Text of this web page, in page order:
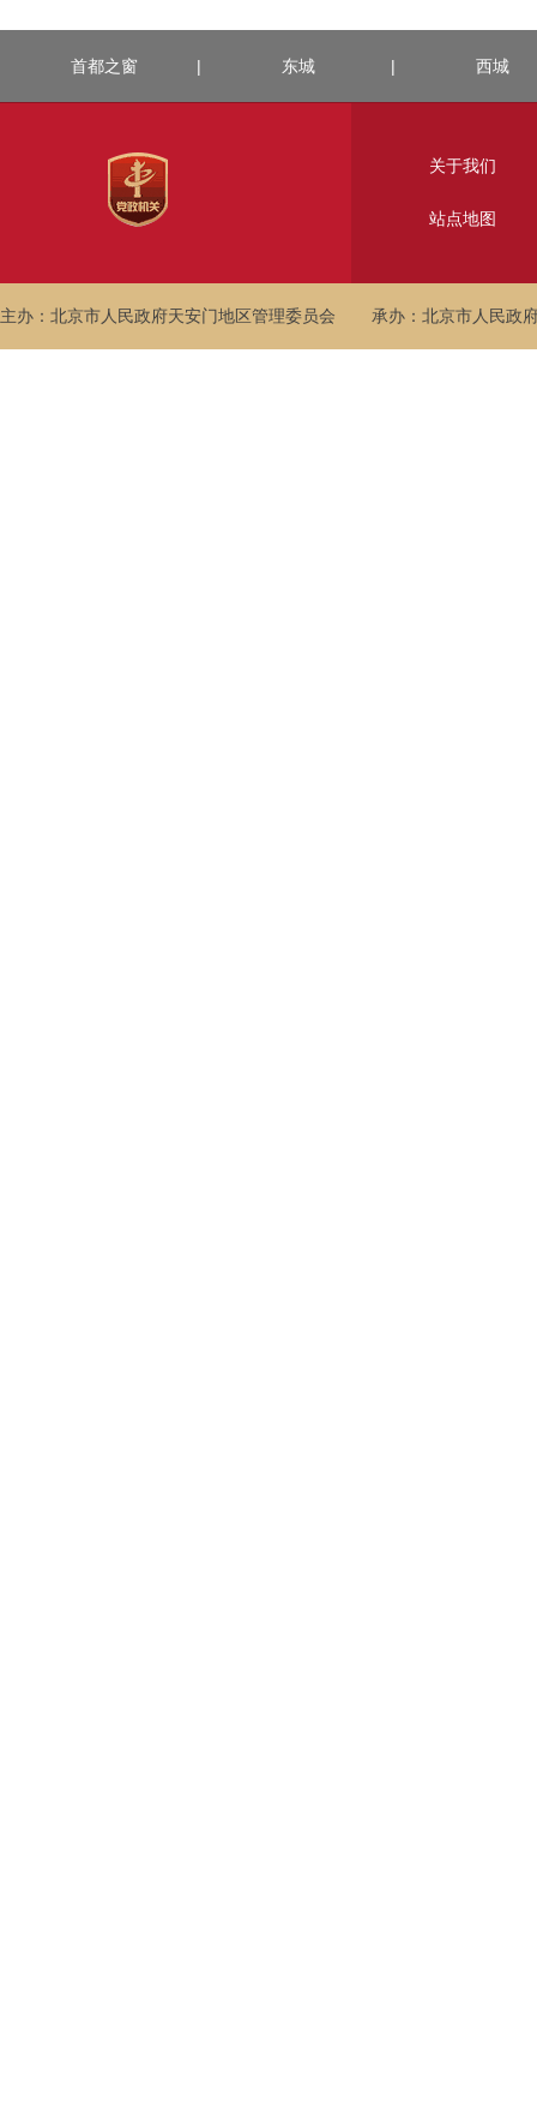
首都之窗 | 东城 | 西城
关于我们
站点地图
主办：北京市人民政府天安门地区管理委员会 承办：北京市人民政